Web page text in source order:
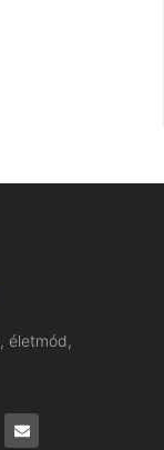
életmód,